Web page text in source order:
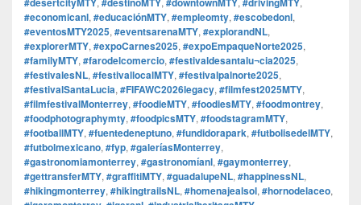
#economicanl, #educaciónMTY, #empleomty, #escobedonl,
#eventosMTY2025, #eventsarenaMTY, #explorandNL,
#explorerMTY, #expoCarnes2025, #expoEmpaqueNorte2025,
#familyMTY, #farodelcomercio, #festivaldesantalu¬cia2025,
#festivalesNL, #festivallocalMTY, #festivalpalnorte2025,
#festivalSantaLucia, #FIFAWC2026legacy, #filmfest2025MTY,
#filmfestivalMonterrey, #foodieMTY, #foodiesMTY, #foodmontrey,
#foodphotographymty, #foodpicsMTY, #foodstagramMTY,
#footballMTY, #fuentedeneptuno, #fundidorapark, #futbolisedelMTY,
#futbolmexicano, #fyp, #galeríasMonterrey,
#gastronomiamonterrey, #gastronomíanl, #gaymonterrey,
#gettransferMTY, #graffitiMTY, #guadalupeNL, #happinessNL,
#hikingmonterrey, #hikingtrailsNL, #homenajealsol, #hornodelaceo,